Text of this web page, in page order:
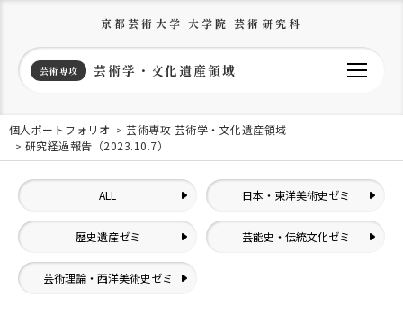
京都芸術大学 大学院 芸術研究科
芸術専攻 芸術学・文化遺産領域
個人ポートフォリオ
芸術専攻 芸術学・文化遺産領域
研究経過報告（2023.10.7）
ALL 日本・東洋美術史ゼミ
歴史遺産ゼミ 芸能史・伝統文化ゼミ
芸術理論・西洋美術史ゼミ